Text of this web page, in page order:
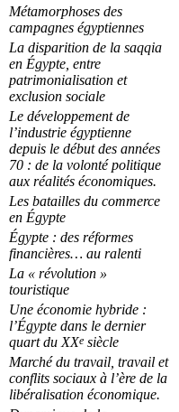
Métamorphoses des
campagnes égyptiennes
La disparition de la saqqia
en Égypte, entre
patrimonialisation et
exclusion sociale
Le développement de
l’industrie égyptienne
depuis le début des années
70 : de la volonté politique
aux réalités économiques.
Les batailles du commerce
en Égypte
Égypte : des réformes
financières… au ralenti
La « révolution »
touristique
Une économie hybride :
l’Égypte dans le dernier
quart du XXe siècle
Marché du travail, travail et
conflits sociaux à l’ère de la
libéralisation économique.